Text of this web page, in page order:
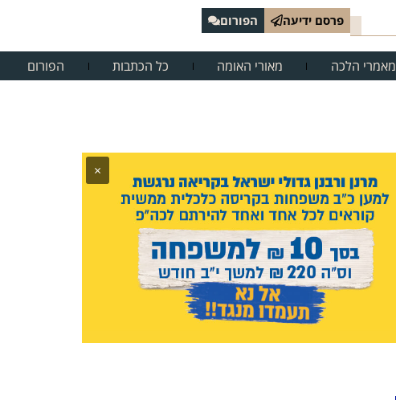
פרסם ידיעה הפורום
מאמרי הלכה מאורי האומה כל הכתבות הפורום
×